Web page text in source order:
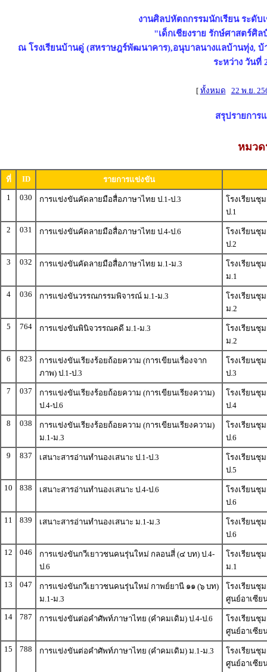
งานศิลปหัตถกรรมนักเรียน ระดับ
"เด็กเชียงราย รักษ์ศาสตร์
ณ โรงเรียนบ้านดู่ (สหราษฎร์พัฒนาคาร),อนุบาลนางแลบ้านทุ่ง,
ระหว่าง วันที่
[ ทั้งหมด 22 พ.ย.
สรุปรายการ
หมว
ที่ ID
รายการแข่งขัน
1
030 การแข่งขันคัดลายมือสื่อภาษาไทย ป.1-ป.3
โรงเรียนชุ
ป.1
2
031 การแข่งขันคัดลายมือสื่อภาษาไทย ป.4-ป.6
โรงเรียนชุ
ป.2
3
032 การแข่งขันคัดลายมือสื่อภาษาไทย ม.1-ม.3
โรงเรียนชุ
ม.1
4
036 การแข่งขันวรรณกรรมพิจารณ์ ม.1-ม.3
โรงเรียนชุ
ม.2
5
764 การแข่งขันพินิจวรรณคดี ม.1-ม.3
โรงเรียนชุ
ม.2
6
823
การแข่งขันเรียงร้อยถ้อยความ (การเขียนเรื่องจาก
ภาพ) ป.1-ป.3
โรงเรียนชุ
ป.3
7
037
การแข่งขันเรียงร้อยถ้อยความ (การเขียนเรียงความ)
ป.4-ป.6
โรงเรียนชุ
ป.4
8
038
การแข่งขันเรียงร้อยถ้อยความ (การเขียนเรียงความ)
ม.1-ม.3
โรงเรียนชุ
ป.6
9
837 เสนาะสารอ่านทำนองเสนาะ ป.1-ป.3
โรงเรียนชุ
ป.5
10
838 เสนาะสารอ่านทำนองเสนาะ ป.4-ป.6
โรงเรียนชุ
ป.6
11
839 เสนาะสารอ่านทำนองเสนาะ ม.1-ม.3
โรงเรียนชุ
ป.6
12
046
การแข่งขันกวีเยาวชนคนรุ่นใหม่ กลอนสี่ (๔ บท) ป.4-
ป.6
โรงเรียนชุ
ม.1
13
047
การแข่งขันกวีเยาวชนคนรุ่นใหม่ กาพย์ยานี ๑๑ (๖ บท)
ม.1-ม.3
โรงเรียนชุ
ศูนย์อาเซีย
14
787 การแข่งขันต่อคำศัพท์ภาษาไทย (คำคมเดิม) ป.4-ป.6
โรงเรียนชุ
ศูนย์อาเซีย
15
788 การแข่งขันต่อคำศัพท์ภาษาไทย (คำคมเดิม) ม.1-ม.3
โรงเรียนชุ
ศูนย์อาเซีย